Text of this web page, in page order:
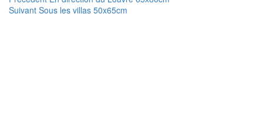
de
précédent :
Suivant Article
Sous les villas 50x65cm